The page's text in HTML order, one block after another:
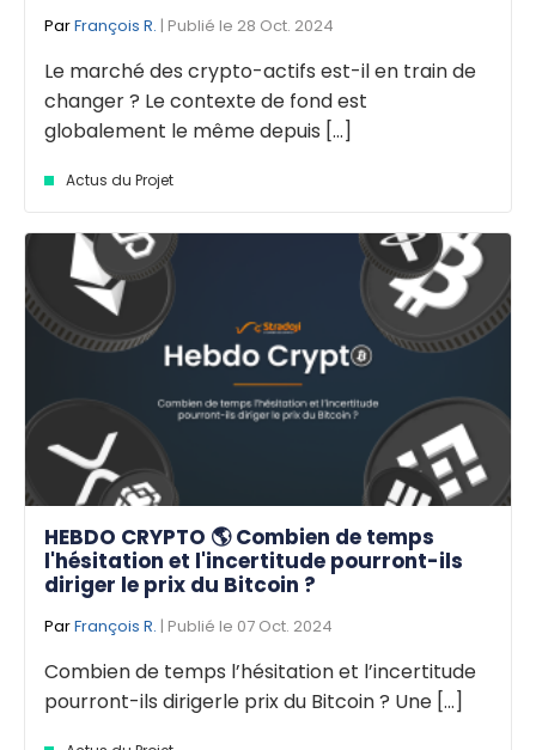
ParFrançois R. | Publié le 28 Oct. 2024
Le marché des crypto-actifs est-il en train de
changer ? Le contexte de fond est
globalement le même depuis [...]
Actus du Projet
HEBDO CRYPTO 🌎 Combien de temps
l'hésitation et l'incertitude pourront-ils
diriger le prix du Bitcoin ?
ParFrançois R. | Publié le 07 Oct. 2024
Combien de temps l’hésitation et l’incertitude
pourront-ils dirigerle prix du Bitcoin ? Une [...]